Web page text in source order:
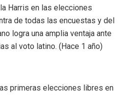
Harris en las elecciones
de todas las encuestas y del
logra una amplia ventaja ante
al voto latino. (Hace 1 año)
primeras elecciones libres en